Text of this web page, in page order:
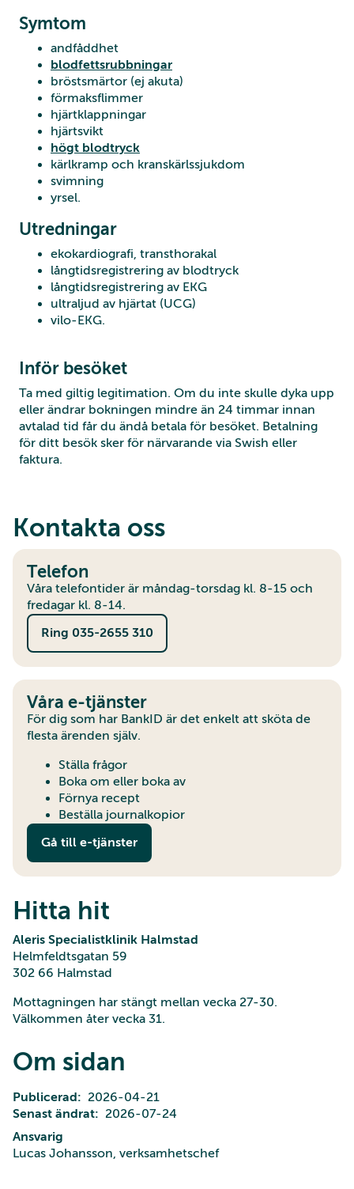
Symtom
andfåddhet
blodfettsrubbningar
bröstsmärtor (ej akuta)
förmaksflimmer
hjärtklappningar
hjärtsvikt
högt blodtryck
kärlkramp och kranskärlssjukdom
svimning
yrsel.
Utredningar
ekokardiografi, transthorakal
långtidsregistrering av blodtryck
långtidsregistrering av EKG
ultraljud av hjärtat (UCG)
vilo-EKG.
Inför besöket
Ta med giltig legitimation. Om du inte skulle dyka upp
eller ändrar bokningen mindre än 24 timmar innan
avtalad tid får du ändå betala för besöket. Betalning
för ditt besök sker för närvarande via Swish eller
faktura.
Kontakta oss
Telefon
Våra telefontider är måndag-torsdag kl. 8-15 och
fredagar kl. 8-14.
Ring 035-2655 310
Våra e-tjänster
För dig som har BankID är det enkelt att sköta de
flesta ärenden själv.
Ställa frågor
Boka om eller boka av
Förnya recept
Beställa journalkopior
Gå till e-tjänster
Hitta hit
Aleris Specialistklinik Halmstad
Helmfeldtsgatan 59
302 66 Halmstad
Mottagningen har stängt mellan vecka 27-30.
Välkommen åter vecka 31.
Om sidan
Publicerad
2026-04-21
Senast ändrat
2026-07-24
Ansvarig
Lucas Johansson, verksamhetschef